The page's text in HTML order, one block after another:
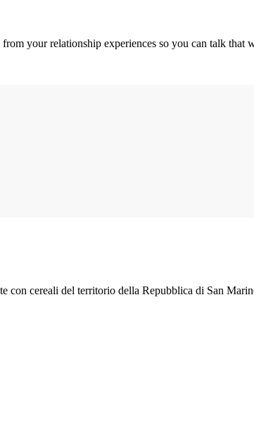
your relationship experiences so you can talk
con cereali del territorio della Repubblica di San